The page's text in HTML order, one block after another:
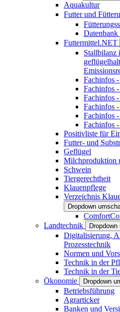
Aquakultur
Futter und
Datenbank
Futtermittel.NET
Stallbilanz
Fachinfos
Fachinfos
Fachinfos
Fachinfos
Fachinfos
Fachinfos
Positivliste für
Futter- und
Geflügel
Milchproduktion
Schwein
Tiergerechtheit
Klauenpflege
Verzeichnis
Dropdown
Landtechnik
Digitalisierung,
Prozesstechnik
Normen und
Technik in der
Technik in der
Ökonomie
Dropdown
Betriebsführung
Agrarticker
Banken und